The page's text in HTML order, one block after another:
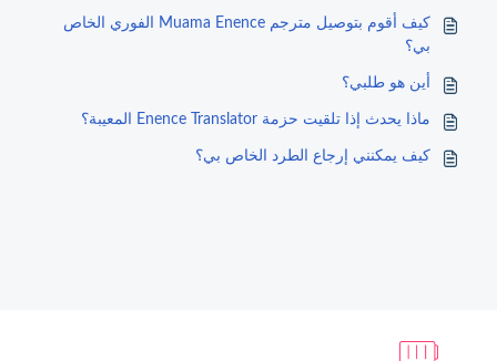
كيف أقوم بتوصيل مترجم Muama Enence الفوري الخاص
بي؟
أين هو طلبي؟
ماذا يحدث إذا تلقيت حزمة Enence Translator المعيبة؟
كيف يمكنني إرجاع الطرد الخاص بي؟